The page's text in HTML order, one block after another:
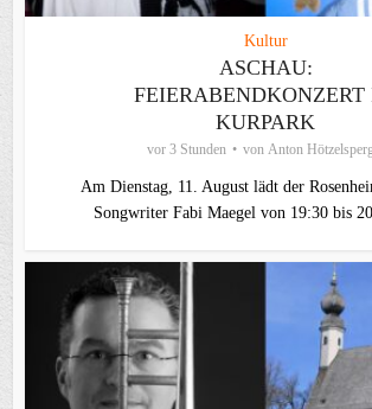
Kultur
ASCHAU:
KURPARK
vor 3 Stunden von Anton
Am Dienstag, 11. August lädt der
Songwriter Fabi Maegel von 19:30 bis